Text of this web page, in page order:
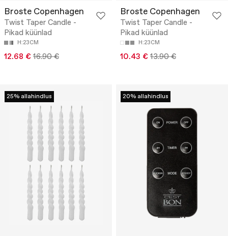
Broste Copenhagen
Twist Taper Candle -
Pikad küünlad
H:23CM
12.68 € 16.90 €
Broste Copenhagen
Twist Taper Candle -
Pikad küünlad
H:23CM
10.43 € 13.90 €
25% allahindlus 20% allahindlus